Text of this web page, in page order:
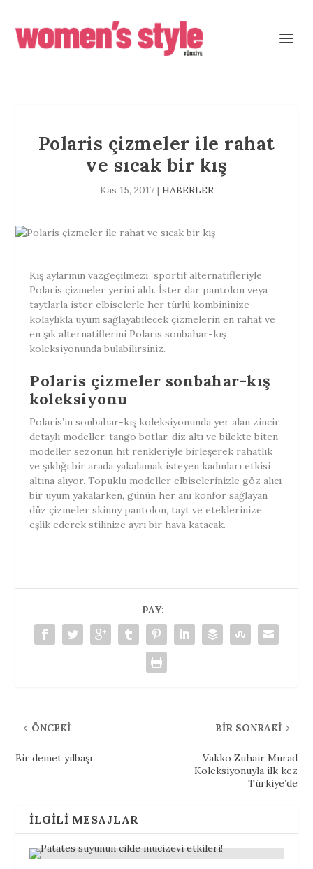
Polaris çizmeler ile rahat
ve sıcak bir kış
Kas 15, 2017| HABERLER
Kış aylarının vazgeçilmezi sportif alternatifleriyle
Polaris çizmeler yerini aldı. İster dar pantolon veya
taytlarla ister elbiselerle her türlü kombininize
kolaylıkla uyum sağlayabilecek çizmelerin en rahat ve
en şık alternatiflerini Polaris sonbahar-kış
koleksiyonunda bulabilirsiniz.
Polaris çizmeler sonbahar-kış
koleksiyonu
Polaris’in sonbahar-kış koleksiyonunda yer alan zincir
detaylı modeller, tango botlar, diz altı ve bilekte biten
modeller sezonun hit renkleriyle birleşerek rahatlık
ve şıklığı bir arada yakalamak isteyen kadınları etkisi
altına alıyor. Topuklu modeller elbiselerinizle göz alıcı
bir uyum yakalarken, günün her anı konfor sağlayan
düz çizmeler skinny pantolon, tayt ve eteklerinize
eşlik ederek stilinize ayrı bir hava katacak.
PAY:
ÖNCEKI
Bir demet yılbaşı
BIR SONRAKI
Vakko Zuhair Murad
Koleksiyonuyla ilk kez
Türkiye’de
İLGILI MESAJLAR